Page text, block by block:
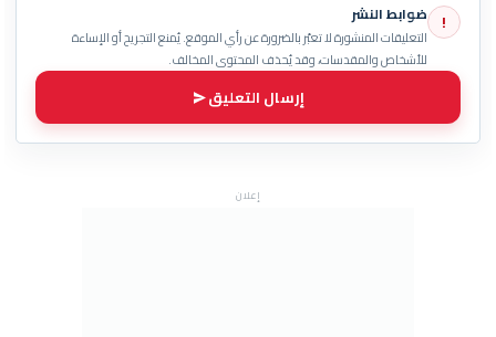
! ضوابط النشر
التعليقات المنشورة لا تعبّر بالضرورة عن رأي الموقع. يُمنع التجريح أو الإساءة
للأشخاص والمقدسات، وقد يُحذف المحتوى المخالف.
إرسال التعليق
إعلان